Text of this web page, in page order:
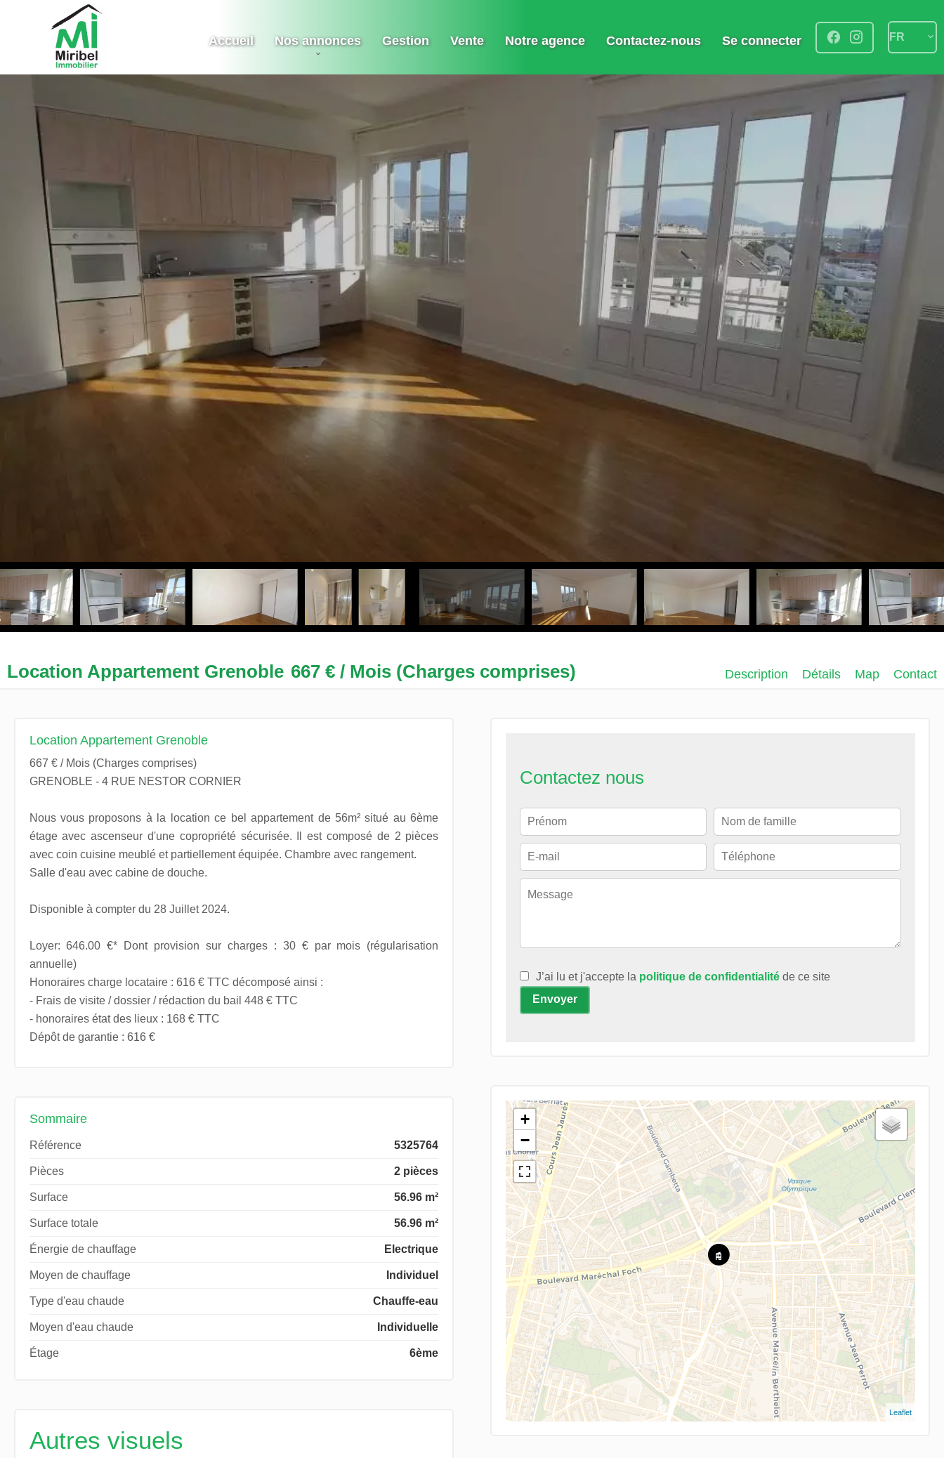
Accueil Nos annonces Gestion Vente Notre agence Contactez-nous Se connecter FR
Location Appartement Grenoble 667 € / Mois (Charges comprises) Description Détails Map Contact
Location Appartement Grenoble
667 € / Mois (Charges comprises)
GRENOBLE - 4 RUE NESTOR CORNIER
Nous vous proposons à la location ce bel appartement de 56m² situé au 6ème
étage avec ascenseur d'une copropriété sécurisée. Il est composé de 2 pièces
avec coin cuisine meublé et partiellement équipée. Chambre avec rangement.
Salle d'eau avec cabine de douche.
Disponible à compter du 28 Juillet 2024.
Loyer: 646.00 €* Dont provision sur charges : 30 € par mois (régularisation
annuelle)
Honoraires charge locataire : 616 € TTC décomposé ainsi :
- Frais de visite / dossier / rédaction du bail 448 € TTC
- honoraires état des lieux : 168 € TTC
Dépôt de garantie : 616 €
Sommaire
Référence 5325764
Pièces 2 pièces
Surface 56.96 m²
Surface totale 56.96 m²
Énergie de chauffage Electrique
Moyen de chauffage Individuel
Type d'eau chaude Chauffe-eau
Moyen d'eau chaude Individuelle
Étage 6ème
Autres visuels
Contactez nous
J’ai lu et j'accepte la politique de confidentialitéde ce site
Envoyer
+
−
Leaflet